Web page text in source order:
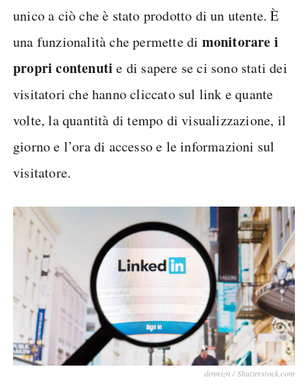
unico a ciò che è stato prodotto di un utente. È
una funzionalità che permette di monitorare i
propri contenuti e di sapere se ci sono stati dei
visitatori che hanno cliccato sul link e quante
volte, la quantità di tempo di visualizzazione, il
giorno e l’ora di accesso e le informazioni sul
visitatore.
dennizn / Shutterstock.com